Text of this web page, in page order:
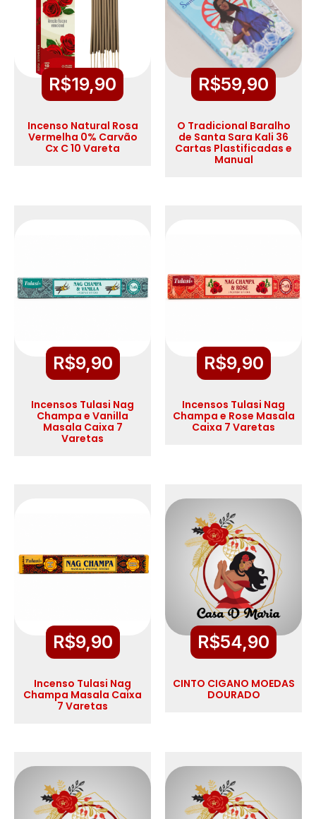
R$19,90
Incenso Natural Rosa
Vermelha 0% Carvão
Cx C 10 Vareta
R$59,90
O Tradicional Baralho
de Santa Sara Kali 36
Cartas Plastificadas e
Manual
R$9,90
Incensos Tulasi Nag
Champa e Vanilla
Masala Caixa 7
Varetas
R$9,90
Incensos Tulasi Nag
Champa e Rose Masala
Caixa 7 Varetas
R$9,90
Incenso Tulasi Nag
Champa Masala Caixa
7 Varetas
R$54,90
CINTO CIGANO MOEDAS
DOURADO